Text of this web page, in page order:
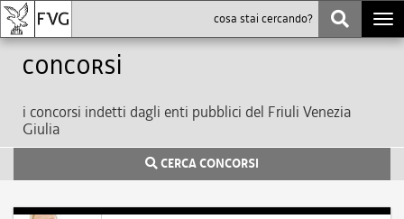
Concorsi
i concorsi indetti dagli enti pubblici del Friuli Venezia
Giulia
CERCA CONCORSI